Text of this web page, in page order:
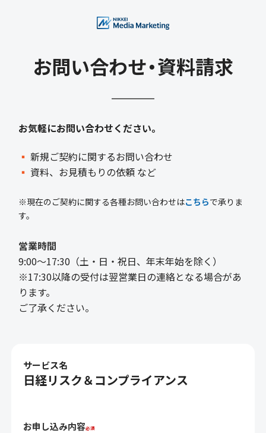
お問い合わせ・資料請求
お気軽にお問い合わせください。
▪ 新規ご契約に関するお問い合わせ
▪ 資料、お見積もりの依頼 など
※現在のご契約に関する各種お問い合わせはこちらで承りま
す。
営業時間
9:00〜17:30（土・日・祝日、年末年始を除く）
※17:30以降の受付は翌営業日の連絡となる場合があ
ります。
ご了承ください。
サービス名
日経リスク＆コンプライアンス
お申し込み内容